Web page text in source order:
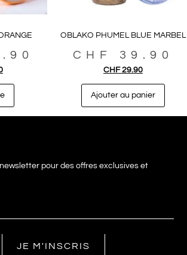
OBLAKO PHUMEL BLUE MARBEL
CHF 39.90
CHF29.90
Ajouter au panier
pour des offres exclusives et
JE M'INSCRIS